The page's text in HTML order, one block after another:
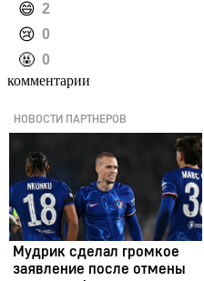
️😄 2
️😢 0
️🤬 0
комментарии